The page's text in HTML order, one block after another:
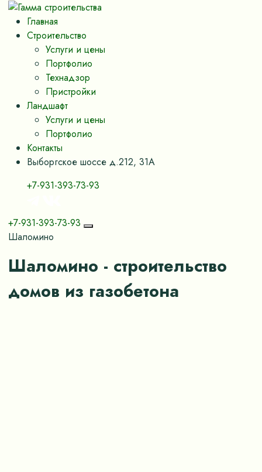
Главная
Строительство
Услуги и цены
Портфолио
Технадзор
Пристройки
Ландшафт
Услуги и цены
Портфолио
Контакты
Выборгское шоссе д.212, 31А
+7-931-393-73-93
+7-931-393-73-93
Шаломино
Шаломино - строительство
домов из газобетона